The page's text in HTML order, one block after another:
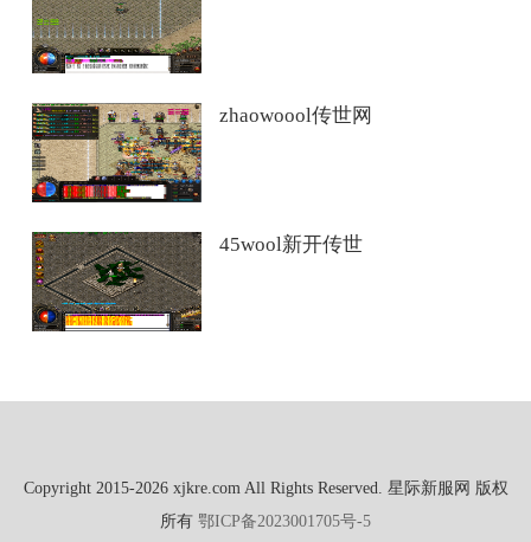
zhaowoool传世网
45wool新开传世
Copyright 2015-2026 xjkre.com All Rights Reserved. 星际新服网 版权
所有 鄂ICP备2023001705号-5